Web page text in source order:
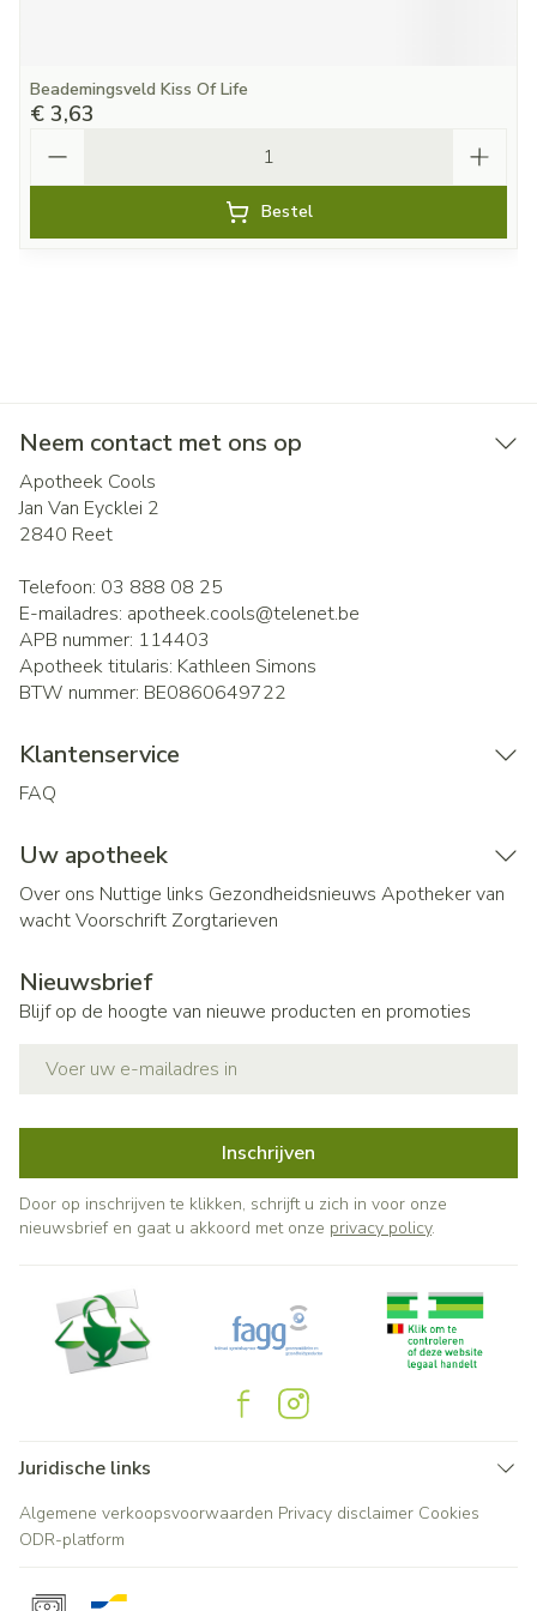
Beademingsveld Kiss Of Life
€ 3,63
Bestel
Neem contact met ons op
Apotheek Cools
Jan Van Eycklei 2
2840 Reet
Telefoon: 03 888 08 25
E-mailadres: apotheek.cools@telenet.be
APB nummer: 114403
Apotheek titularis: Kathleen Simons
BTW nummer: BE0860649722
Klantenservice
FAQ
Uw apotheek
Over ons Nuttige links Gezondheidsnieuws Apotheker van
wachtVoorschrift Zorgtarieven
Nieuwsbrief
Blijf op de hoogte van nieuwe producten en promoties
Inschrijven
Door op inschrijven te klikken, schrijft u zich in voor onze
nieuwsbrief en gaat u akkoord met onze privacy policy.
Juridische links
Algemene verkoopsvoorwaarden Privacy disclaimer Cookies
ODR-platform